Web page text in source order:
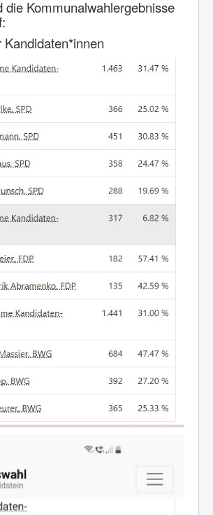
die Kommunalwahlergebnisse